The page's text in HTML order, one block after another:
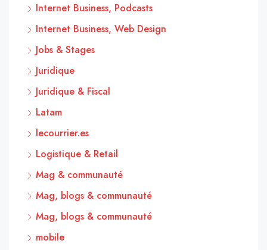
Internet Business, Podcasts
Internet Business, Web Design
Jobs & Stages
Juridique
Juridique & Fiscal
Latam
lecourrier.es
Logistique & Retail
Mag & communauté
Mag, blogs & communauté
Mag, blogs & communauté
mobile